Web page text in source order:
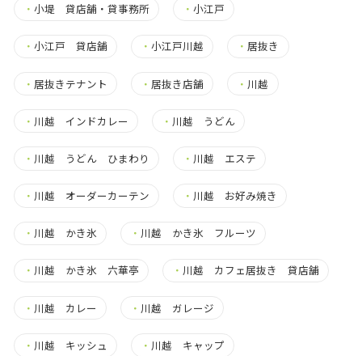
・ 小堤 貸店舗・貸事務所 ・小江戸
・ 小江戸 貸店舗 ・小江戸川越 ・居抜き
・ 居抜きテナント ・ 居抜き店舗 ・ 川越
・ 川越 インドカレー ・ 川越 うどん
・ 川越 うどん ひまわり ・ 川越 エステ
・ 川越 オーダーカーテン ・ 川越 お好み焼き
・ 川越 かき氷 ・ 川越 かき氷 フルーツ
・ 川越 かき氷 六華亭 ・ 川越 カフェ居抜き 貸店舗
・ 川越 カレー ・ 川越 ガレージ
・ 川越 キッシュ ・ 川越 キャップ